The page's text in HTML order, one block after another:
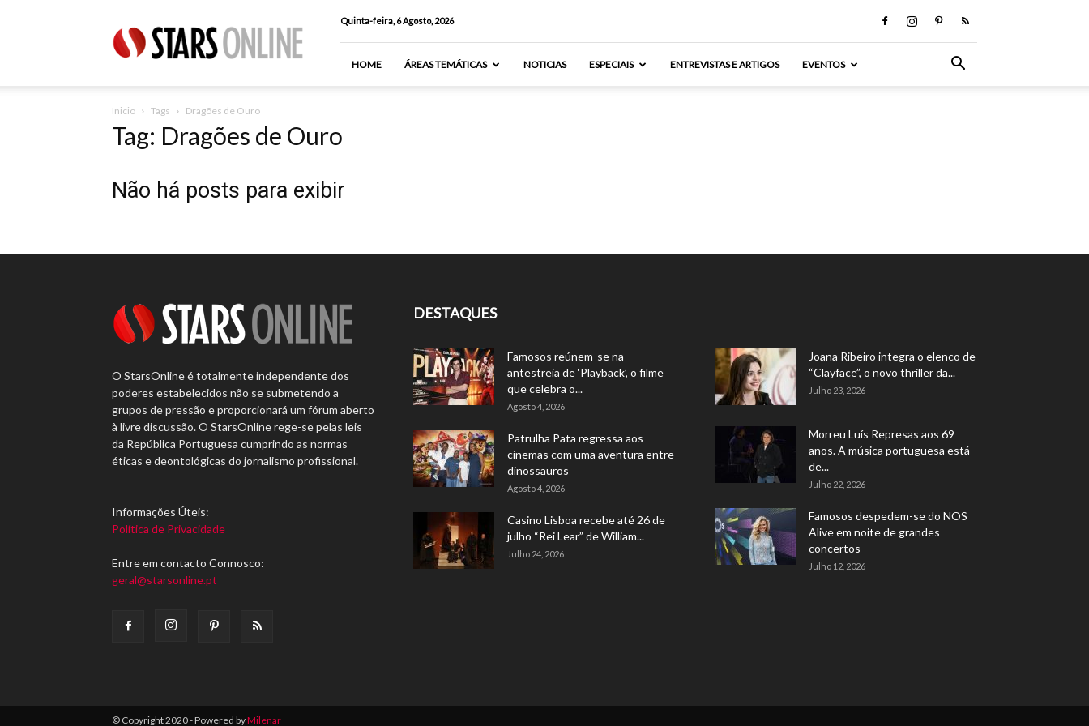
Online
Quinta-feira, 6 Agosto, 2026
HOME ÁREAS TEMÁTICAS NOTICIAS ESPECIAIS ENTREVISTAS E ARTIGOS EVENTOS
Inicio Tags Dragões de Ouro
Tag: Dragões de Ouro
Não há posts para exibir
O StarsOnline é totalmente independente dos
poderes estabelecidos não se submetendo a
grupos de pressão e proporcionará um fórum aberto
à livre discussão. O StarsOnline rege-se pelas leis
da República Portuguesa cumprindo as normas
éticas e deontológicas do jornalismo profissional.
Informações Úteis:
Política de Privacidade
Entre em contacto Connosco:
geral@starsonline.pt
DESTAQUES
Famosos reúnem-se na
antestreia de ‘Playback’, o filme
que celebra o...
Agosto 4, 2026
Patrulha Pata regressa aos
cinemas com uma aventura entre
dinossauros
Agosto 4, 2026
Casino Lisboa recebe até 26 de
julho “Rei Lear” de William...
Julho 24, 2026
Joana Ribeiro integra o elenco de
“Clayface”, o novo thriller da...
Julho 23, 2026
Morreu Luís Represas aos 69
anos. A música portuguesa está
de...
Julho 22, 2026
Famosos despedem-se do NOS
Alive em noite de grandes
concertos
Julho 12, 2026
© Copyright 2020 - Powered byMilenar